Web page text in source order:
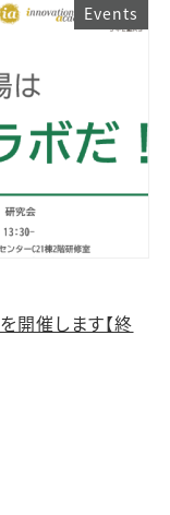
Events
開催します【終